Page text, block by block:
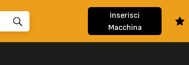
Inserisci
Macchina